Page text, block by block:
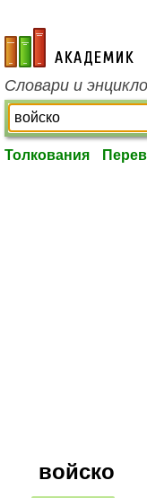
academic.ru
Словари и
Толкования
войско